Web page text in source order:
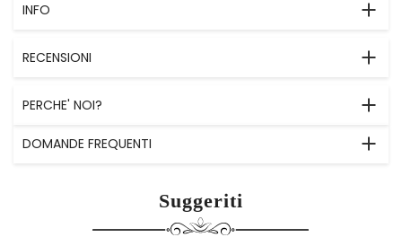
INFO
RECENSIONI
PERCHE' NOI?
DOMANDE FREQUENTI
Suggeriti